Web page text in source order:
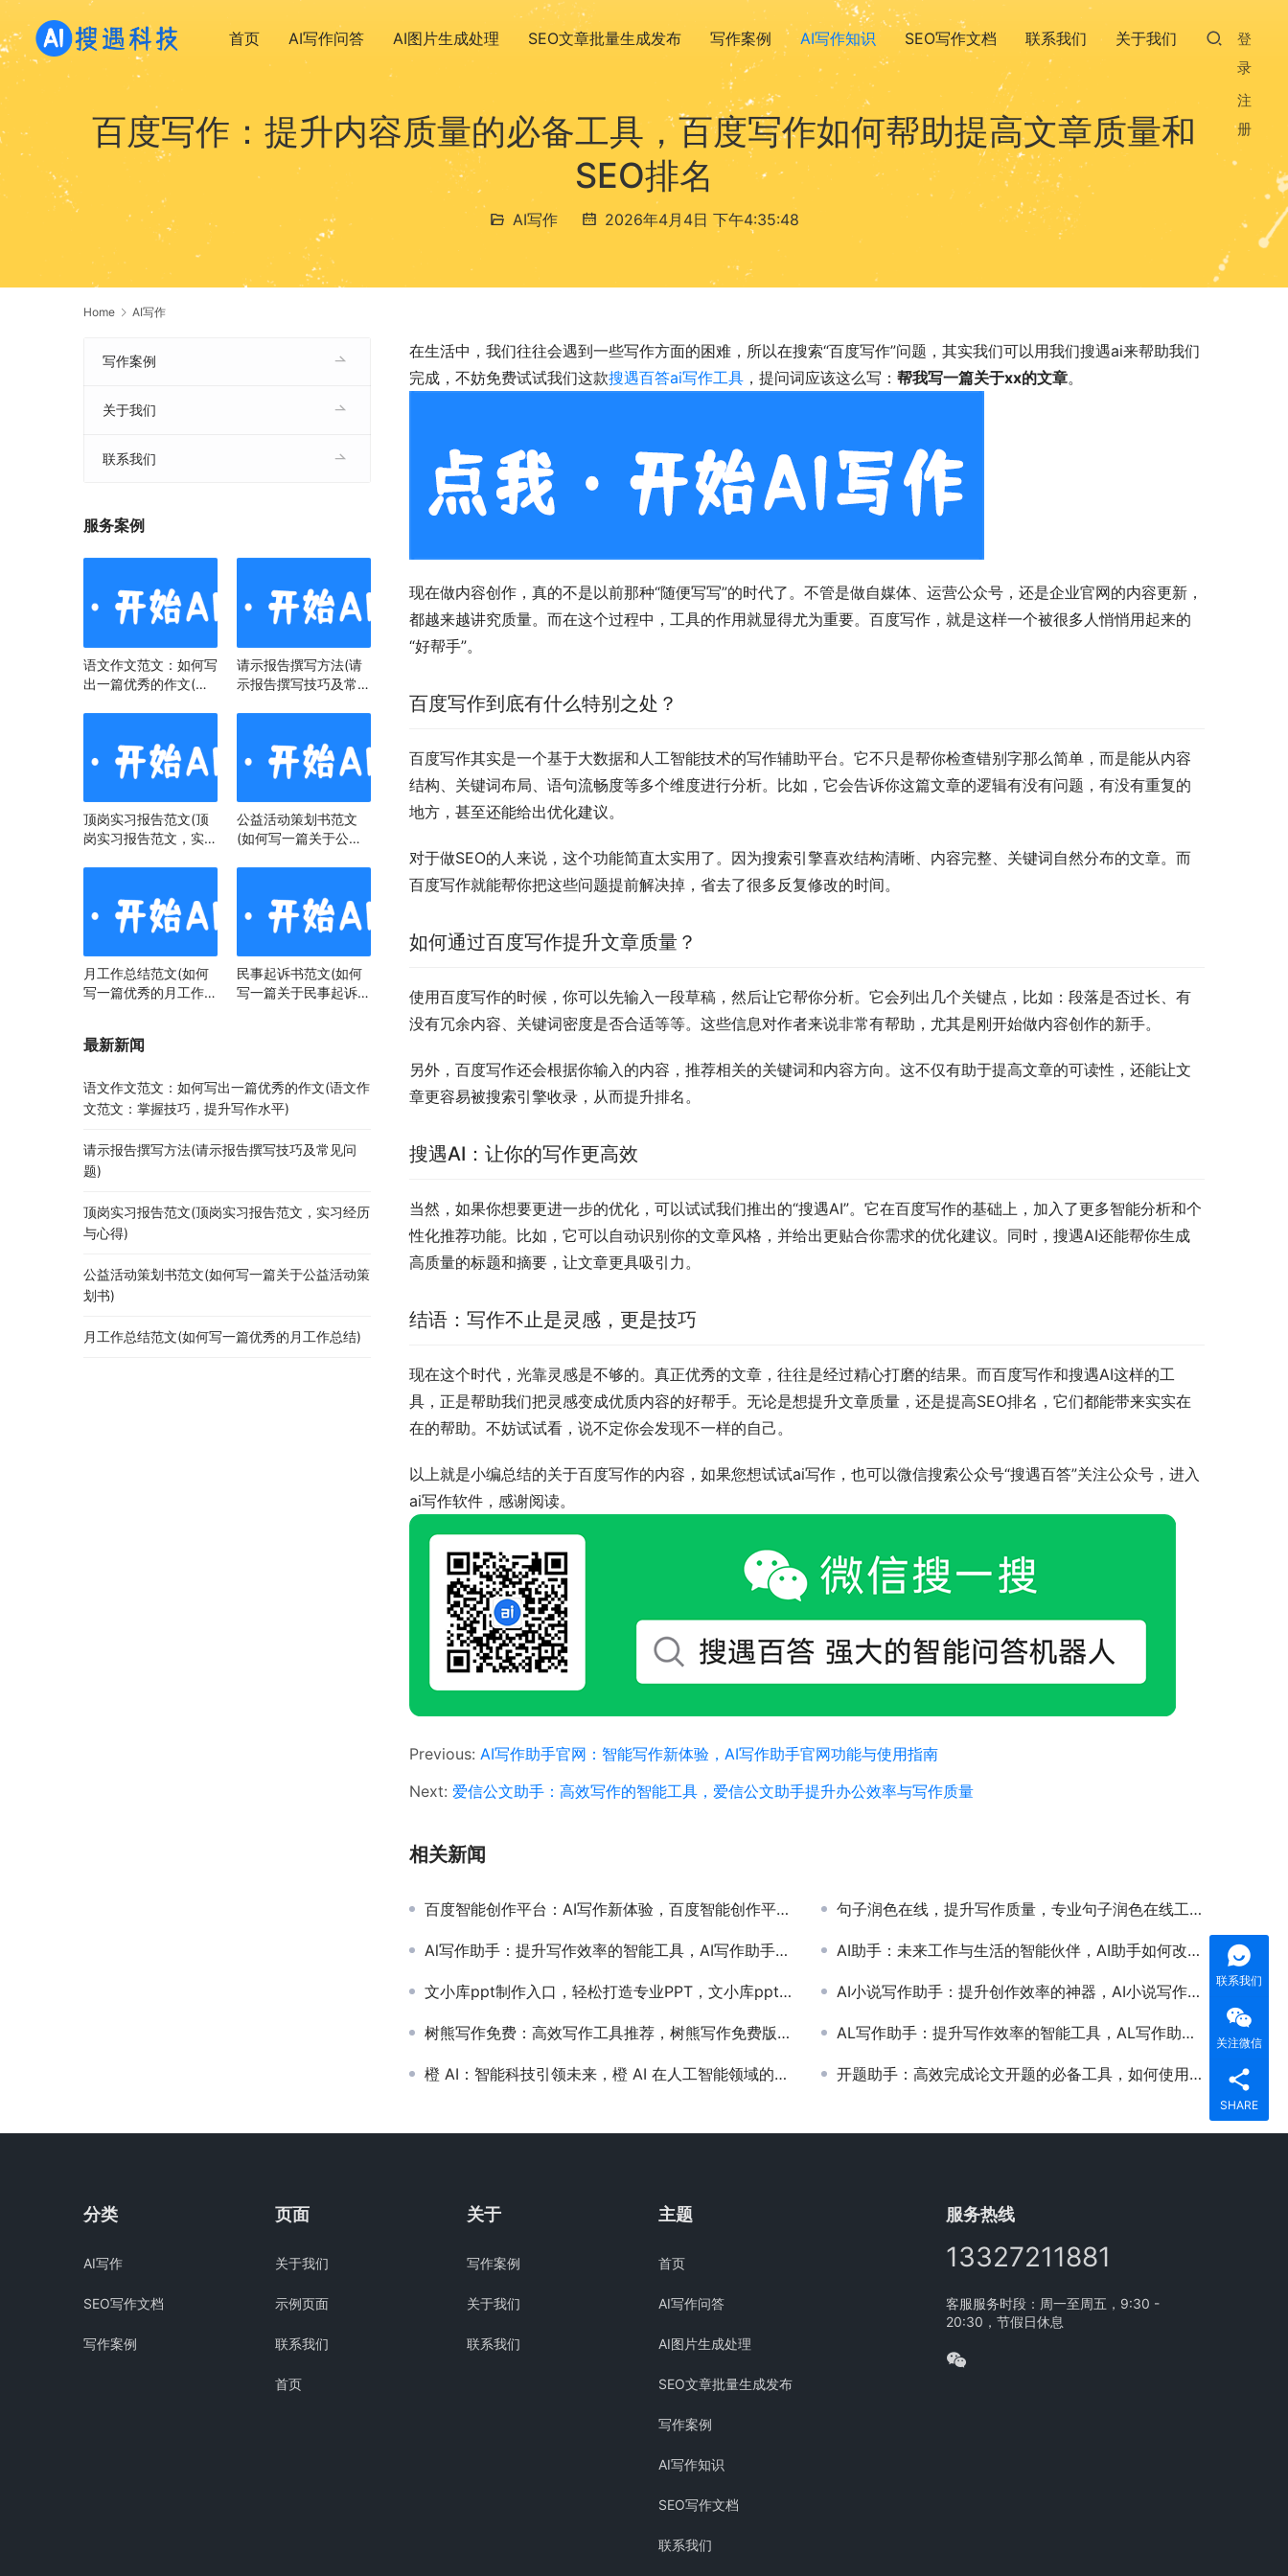
首页 AI写作问答 AI图片生成处理 SEO文章批量生成发布 写作案例 AI写作知识 SEO写作文档 联系我们 关于我们
登
录
注
册
百度写作：提升内容质量的必备工具，百度写作如何帮助提高文章质量和
SEO排名
AI写作 2026年4月4日 下午4:35:48
Home AI写作
在生活中，我们往往会遇到一些写作方面的困难，所以在搜索“百度写作”问题，其实我们可以用我们搜遇ai来帮助我们
完成，不妨免费试试我们这款搜遇百答ai写作工具 ，提问词应该这么写： 帮我写一篇关于xx的文章。
现在做内容创作，真的不是以前那种“随便写写”的时代了。不管是做自媒体、运营公众号，还是企业官网的内容更新，
都越来越讲究质量。而在这个过程中，工具的作用就显得尤为重要。百度写作，就是这样一个被很多人悄悄用起来的
“好帮手”。
百度写作到底有什么特别之处？
百度写作其实是一个基于大数据和人工智能技术的写作辅助平台。它不只是帮你检查错别字那么简单，而是能从内容
结构、关键词布局、语句流畅度等多个维度进行分析。比如，它会告诉你这篇文章的逻辑有没有问题，有没有重复的
地方，甚至还能给出优化建议。
对于做SEO的人来说，这个功能简直太实用了。因为搜索引擎喜欢结构清晰、内容完整、关键词自然分布的文章。而
百度写作就能帮你把这些问题提前解决掉，省去了很多反复修改的时间。
如何通过百度写作提升文章质量？
使用百度写作的时候，你可以先输入一段草稿，然后让它帮你分析。它会列出几个关键点，比如：段落是否过长、有
没有冗余内容、关键词密度是否合适等等。这些信息对作者来说非常有帮助，尤其是刚开始做内容创作的新手。
另外，百度写作还会根据你输入的内容，推荐相关的关键词和内容方向。这不仅有助于提高文章的可读性，还能让文
章更容易被搜索引擎收录，从而提升排名。
搜遇AI：让你的写作更高效
当然，如果你想要更进一步的优化，可以试试我们推出的“搜遇AI”。它在百度写作的基础上，加入了更多智能分析和个
性化推荐功能。比如，它可以自动识别你的文章风格，并给出更贴合你需求的优化建议。同时，搜遇AI还能帮你生成
高质量的标题和摘要，让文章更具吸引力。
结语：写作不止是灵感，更是技巧
现在这个时代，光靠灵感是不够的。真正优秀的文章，往往是经过精心打磨的结果。而百度写作和搜遇AI这样的工
具，正是帮助我们把灵感变成优质内容的好帮手。无论是想提升文章质量，还是提高SEO排名，它们都能带来实实在
在的帮助。不妨试试看，说不定你会发现不一样的自己。
以上就是小编总结的关于百度写作的内容，如果您想试试ai写作，也可以微信搜索公众号“搜遇百答”关注公众号，进入
ai写作软件，感谢阅读。
Previous: AI写作助手官网：智能写作新体验，AI写作助手官网功能与使用指南
Next: 爱信公文助手：高效写作的智能工具，爱信公文助手提升办公效率与写作质量
相关新闻
百度智能创作平台：AI写作新体验，百度智能创作平台如何提升内容生产效率 句子润色在线，提升写作质量，专业句子润色在线工具推荐与使用指南
Al写作助手：提升写作效率的智能工具，AI写作助手如何改变现代写作方式 AI助手：未来工作与生活的智能伙伴，AI助手如何改变现代人的工作效率与生活方式
文小库ppt制作入口，轻松打造专业PPT，文小库ppt制作入口官网及使用教程 AI小说写作助手：提升创作效率的神器，AI小说写作助手如何帮助作家提高写作效率
树熊写作免费：高效写作工具推荐，树熊写作免费版下载与使用指南 AL写作助手：提升写作效率的智能工具，AL写作助手如何帮助用户高效完成文章创作
橙 AI：智能科技引领未来，橙 AI 在人工智能领域的应用与前景 开题助手：高效完成论文开题的必备工具，如何使用开题助手提升论文开题效率
写作案例
关于我们
联系我们
服务案例
语文作文范文：如何写
出一篇优秀的作文(语
请示报告撰写方法(请
示报告撰写技巧及常见
顶岗实习报告范文(顶
岗实习报告范文，实习
公益活动策划书范文
(如何写一篇关于公益
月工作总结范文(如何
写一篇优秀的月工作总
民事起诉书范文(如何
写一篇关于民事起诉书
最新新闻
语文作文范文：如何写出一篇优秀的作文(语文作
文范文：掌握技巧，提升写作水平)
请示报告撰写方法(请示报告撰写技巧及常见问
题)
顶岗实习报告范文(顶岗实习报告范文，实习经历
与心得)
公益活动策划书范文(如何写一篇关于公益活动策
划书)
月工作总结范文(如何写一篇优秀的月工作总结)
分类
AI写作
SEO写作文档
写作案例
页面
关于我们
示例页面
联系我们
首页
关于
写作案例
关于我们
联系我们
主题
首页
AI写作问答
AI图片生成处理
SEO文章批量生成发布
写作案例
AI写作知识
SEO写作文档
联系我们
服务热线
13327211881
客服服务时段：周一至周五，9:30 -
20:30，节假日休息
联系我们
关注微信
SHARE